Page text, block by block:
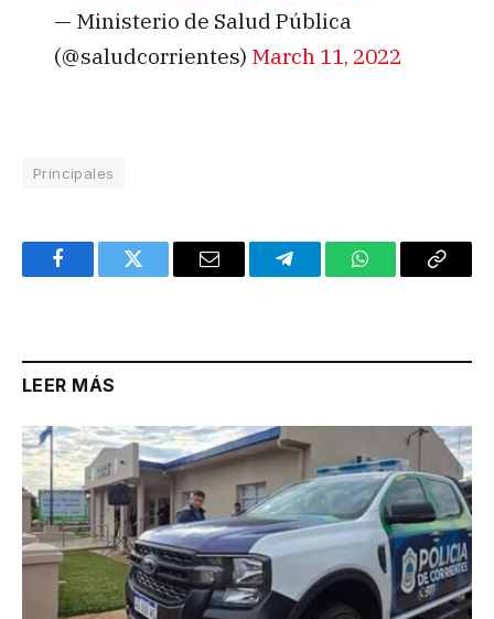
— Ministerio de Salud Pública
(@saludcorrientes) March 11, 2022
Principales
FacebookTwitter Email TelegramWhatsAppCopy
LEER MÁS